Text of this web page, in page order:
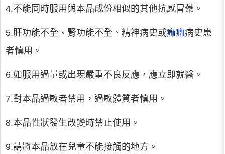
4.不能同時服用與本品成份相似的其他抗感冒藥。
5.肝功能不全、腎功能不全、精神病史或癲癇病史患
者慎用。
6.如服用過量或出現嚴重不良反應，應立即就醫。
7.對本品過敏者禁用，過敏體質者慎用。
8.本品性狀發生改變時禁止使用。
9.請將本品放在兒童不能接觸的地方。